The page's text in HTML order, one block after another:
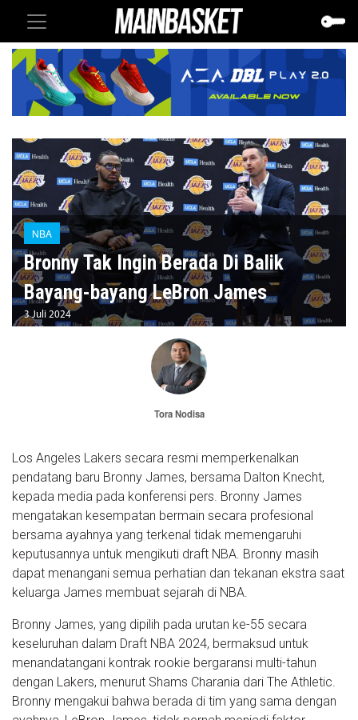
NBA
Bronny Tak Ingin Berada Di Balik
Bayang-bayang LeBron James
3 Juli 2024
Tora Nodisa
Los Angeles Lakers secara resmi memperkenalkan
pendatang baru Bronny James, bersama Dalton Knecht,
kepada media pada konferensi pers. Bronny James
mengatakan kesempatan bermain secara profesional
bersama ayahnya yang terkenal tidak memengaruhi
keputusannya untuk mengikuti draft NBA. Bronny masih
dapat menangani semua perhatian dan tekanan ekstra saat
keluarga James membuat sejarah di NBA.
Bronny James, yang dipilih pada urutan ke-55 secara
keseluruhan dalam Draft NBA 2024, bermaksud untuk
menandatangani kontrak rookie bergaransi multi-tahun
dengan Lakers, menurut Shams Charania dari The Athletic.
Bronny mengakui bahwa berada di tim yang sama dengan